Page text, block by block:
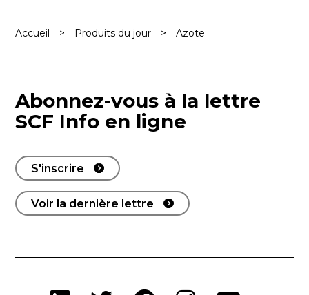
Accueil > Produits du jour > Azote
Abonnez-vous à la lettre
SCF Info en ligne
S'inscrire
Voir la dernière lettre